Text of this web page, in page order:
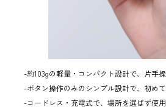
-約103gの軽量・コンパクト設計で、片手
-ボタン操作のみのシンプル設計で、初め
-コードレス・充電式で、場所を選ばず使